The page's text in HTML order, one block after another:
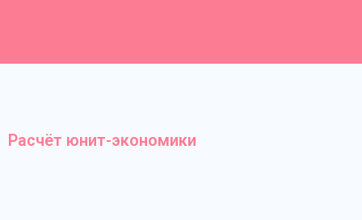
Расчёт юнит-экономики